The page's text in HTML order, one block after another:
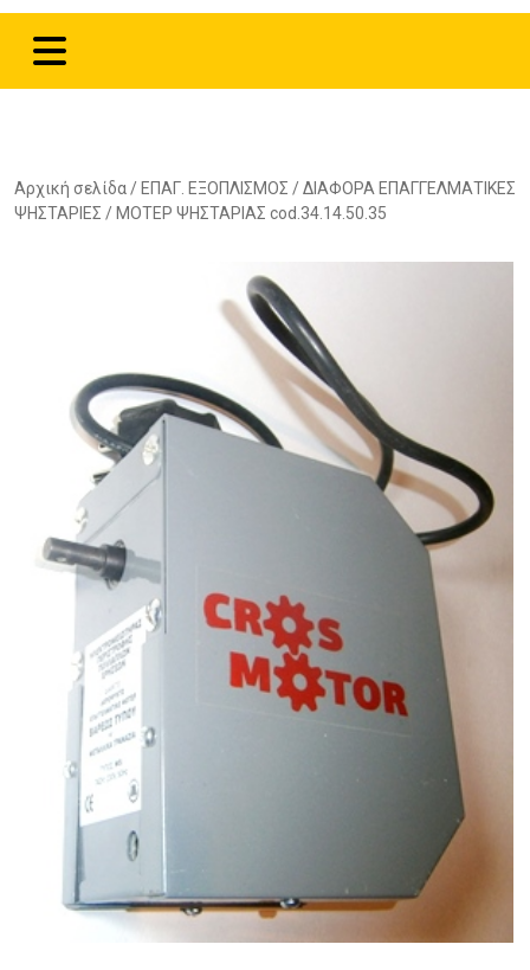
Αρχική σελίδα / ΕΠΑΓ. ΕΞΟΠΛΙΣΜΟΣ /ΔΙΑΦΟΡΑ ΕΠΑΓΓΕΛΜΑΤΙΚΕΣ
ΨΗΣΤΑΡΙΕΣ / ΜΟΤΕΡ ΨΗΣΤΑΡΙΑΣ cod.34.14.50.35